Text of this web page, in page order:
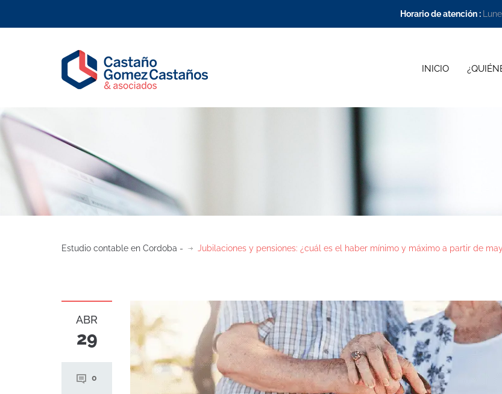
Horario de atención :
INICIO
Estudio contable en Cordoba - Jubilaciones y pensiones: ¿cuál es el haber mínimo y máximo a partir de
ABR
29
0